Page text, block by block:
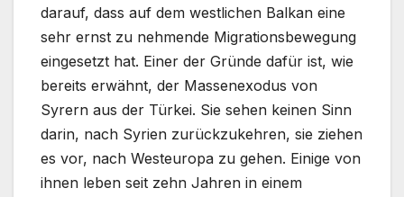
darauf, dass auf dem westlichen Balkan eine
sehr ernst zu nehmende Migrationsbewegung
eingesetzt hat. Einer der Gründe dafür ist, wie
bereits erwähnt, der Massenexodus von
Syrern aus der Türkei. Sie sehen keinen Sinn
darin, nach Syrien zurückzukehren, sie ziehen
es vor, nach Westeuropa zu gehen. Einige von
ihnen leben seit zehn Jahren in einem